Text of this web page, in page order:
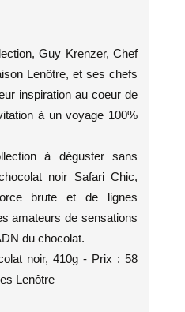
Guy Krenzer, Chef
Lenôtre, et ses chefs
inspiration au coeur de
à un voyage 100%
à déguster sans
noir Safari Chic,
brute et de lignes
amateurs de sensations
du chocolat.
noir, 410g - Prix : 58
Lenôtre